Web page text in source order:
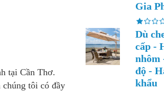
tại Cần Thơ.
chúng tôi có đầy
Gia
Dù
cấp -
nhôm
độ -
khẩu